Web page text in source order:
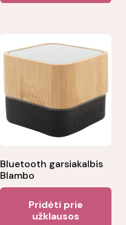
Bluetooth garsiakalbis
Blambo
Pridėti prie
užklausos